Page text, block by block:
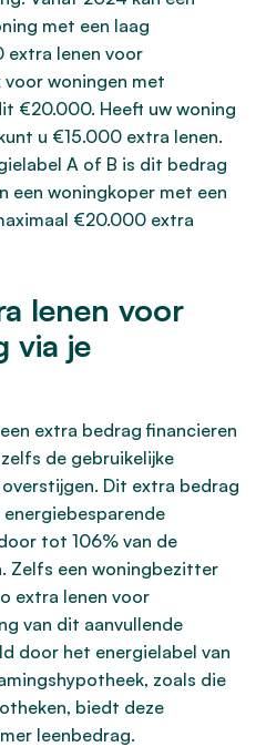
met een laag
lenen voor
voor woningen met
€20.000. Heeft uw woning
u €15.000 extra lenen.
A of B is dit bedrag
een woningkoper met een
€20.000 extra
lenen voor
via je
extra bedrag financieren
de gebruikelijke
Dit extra bedrag
tot 106% van de
Zelfs een woningbezitter
extra lenen voor
van dit aanvullende
door het energielabel van
zoals die
biedt deze
leenbedrag.